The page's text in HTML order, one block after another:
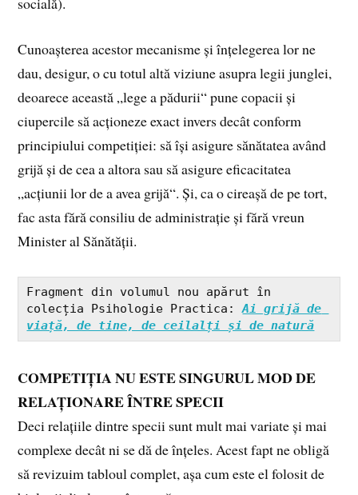
Cunoașterea acestor mecanisme și înțelegerea lor ne
dau, desigur, o cu totul altă viziune asupra legii junglei,
deoarece această „lege a pădurii“ pune copacii și
ciupercile să acționeze exact invers decât conform
principiului competiției: să își asigure sănătatea având
grijă și de cea a altora sau să asigure eficacitatea
„acțiunii lor de a avea grijă“. Și, ca o cireașă de pe tort,
fac asta fără consiliu de administrație și fără vreun
Minister al Sănătății.
Fragment din volumul nou apărut în
colecția Psihologie Practica: Ai grijă de
viață, de tine, de ceilalți și de natură
COMPETIȚIA NU ESTE SINGURUL MOD DE
RELAȚIONARE ÎNTRE SPECII
Deci relațiile dintre specii sunt mult mai variate și mai
complexe decât ni se dă de înțeles. Acest fapt ne obligă
să revizuim tabloul complet, așa cum este el folosit de